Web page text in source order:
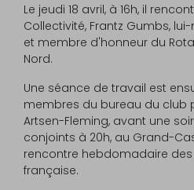
Le jeudi 18 avril, à 16h, il
Collectivité, Frantz Gumbs,
et membre d'honneur du
Nord.
Une séance de travail est
membres du bureau du club
Artsen-Fleming, avant une
conjoints à 20h, au Grand-
rencontre hebdomadaire
française.